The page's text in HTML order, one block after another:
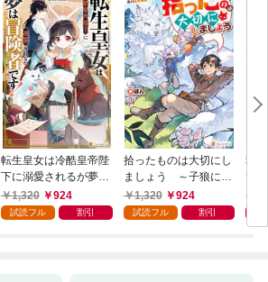
転生皇女は冷酷皇帝陛
下に溺愛されるが夢は
冒険者です！
1,320 924
試読フル 割引
拾ったものは大切にし
ましょう ～子狼に気
に入られた男の転移物
語～
1,320 924
試読フル 割引
弱
て